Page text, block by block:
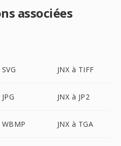
associées
JNX à TIFF
JNX à JP2
WBMP JNX à TGA